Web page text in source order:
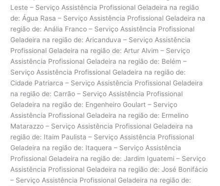
Leste – Serviço Assistência Profissional Geladeira na região
de: Água Rasa – Serviço Assistência Profissional Geladeira na
região de: Anália Franco – Serviço Assistência Profissional
Geladeira na região de: Aricanduva – Serviço Assistência
Profissional Geladeira na região de: Artur Alvim – Serviço
Assistência Profissional Geladeira na região de: Belém –
Serviço Assistência Profissional Geladeira na região de:
Cidade Patriarca – Serviço Assistência Profissional Geladeira
na região de: Carrão – Serviço Assistência Profissional
Geladeira na região de: Engenheiro Goulart – Serviço
Assistência Profissional Geladeira na região de: Ermelino
Matarazzo – Serviço Assistência Profissional Geladeira na
região de: Itaim Paulista – Serviço Assistência Profissional
Geladeira na região de: Itaquera – Serviço Assistência
Profissional Geladeira na região de: Jardim Iguatemi – Serviço
Assistência Profissional Geladeira na região de: José Bonifácio
– Serviço Assistência Profissional Geladeira na região de: